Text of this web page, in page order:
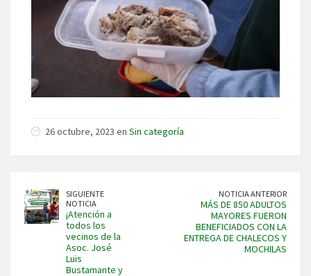
26 octubre, 2023 en Sin categoría
SIGUIENTE
NOTICIA
¡Atención a
todos los
vecinos de la
Asoc. José
Luis
Bustamante y
NOTICIA ANTERIOR
MÁS DE 850 ADULTOS
MAYORES FUERON
BENEFICIADOS CON LA
ENTREGA DE CHALECOS Y
MOCHILAS